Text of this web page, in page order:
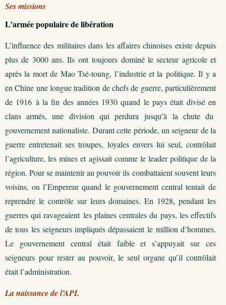
Ses missions
L’armée populaire de libération
L’influence des militaires dans les affaires chinoises existe depuis
plus de 3000 ans. Ils ont toujours dominé le secteur agricole et
après la mort de Mao Tsé-toung, l’industrie et la politique. Il y a
en Chine une longue tradition de chefs de guerre, particulièrement
de 1916 à la fin des années 1930 quand le pays était divisé en
clans armés, une division qui perdura jusqu’à la chute du
gouvernement nationaliste. Durant cette période, un seigneur de la
guerre entretenait ses troupes, loyales envers lui seul, contrôlait
l’agriculture, les mines et agissait comme le leader politique de la
région. Pour se maintenir au pouvoir ils combattaient souvent leurs
voisins, ou l’Empereur quand le gouvernement central tentait de
reprendre le contrôle sur leurs domaines. En 1928, pendant les
guerres qui ravageaient les plaines centrales du pays, les effectifs
de tous les seigneurs impliqués dépassaient le million d’hommes.
Le gouvernement central était faible et s’appuyait sur ces
seigneurs pour rester au pouvoir, le seul organe qu’il contrôlait
était l’administration.
La naissance de l’APL